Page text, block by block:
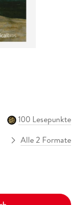
100 Lesepunkte
Alle 2 Formate